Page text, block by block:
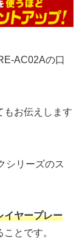
AC02Aの口
もお伝えします
シリーズのス
イヤープレー
ことです。